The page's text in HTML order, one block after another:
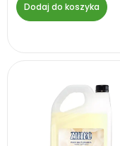
Dodaj do koszyka